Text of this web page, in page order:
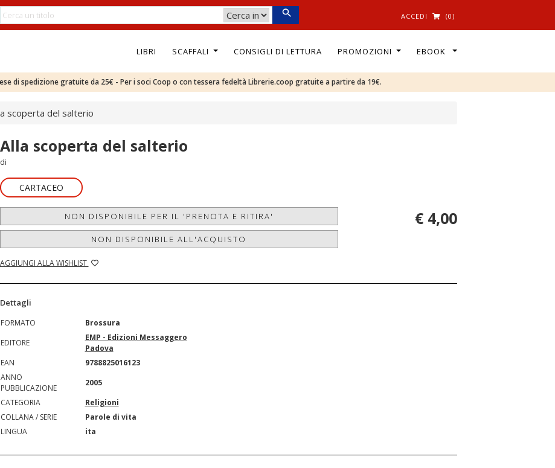
ACCEDI (0)
LIBRI SCAFFALI CONSIGLI DI LETTURA PROMOZIONI EBOOK
di spedizione gratuite da 25€ - Per i soci Coop o con tessera fedeltà Librerie.coop gratuite a partire da 19€.
scoperta del salterio
Alla scoperta del salterio
di
CARTACEO
NON DISPONIBILE PER IL 'PRENOTA E RITIRA'
NON DISPONIBILE ALL'ACQUISTO
AGGIUNGI ALLA WISHLIST
€ 4,00
Dettagli
FORMATO
Brossura
EDITORE
EMP - Edizioni Messaggero
Padova
EAN
9788825016123
ANNO
PUBBLICAZIONE
2005
CATEGORIA
Religioni
COLLANA / SERIE
Parole di vita
LINGUA
ita